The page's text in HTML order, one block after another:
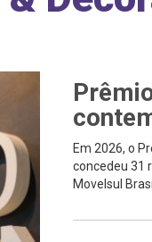
Em 2026, o
concedeu 31
Movelsul